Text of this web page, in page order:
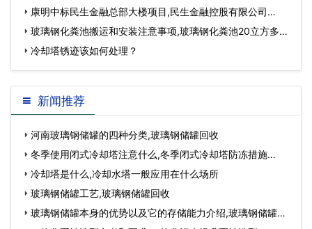
康明中标民生金融总部大楼项目,民生金融控股有限公司…
玻璃钢化粪池搬运和安装注意事项,玻璃钢化粪池20立方多少
钱…冷却塔锈迹该如何处理？
新闻推荐
河南玻璃钢储罐的四种分类,玻璃钢储罐回收
冬季使用闭式冷却塔注意什么,冬季闭式冷却塔防冻措施…
冷却塔是什么,冷却水塔一般应用在什么场所
玻璃钢储罐工艺,玻璃钢储罐回收
玻璃钢储罐本身的优势以及它的存储能力介绍,玻璃钢储罐厂